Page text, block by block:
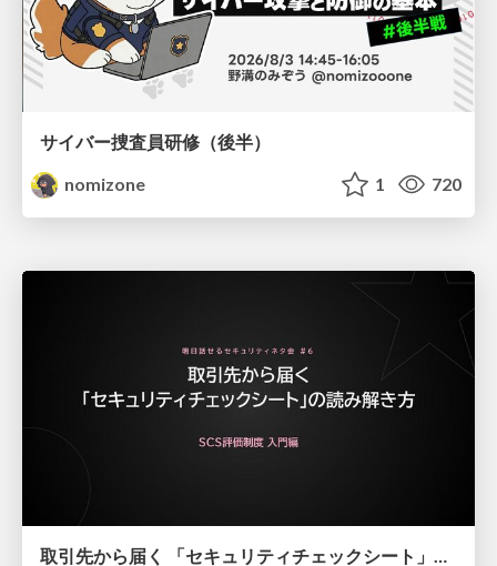
サイバー捜査員研修（後半）
nomizone
1 720